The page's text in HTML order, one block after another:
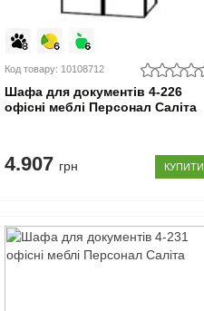
Код товару: 10108712
Шафа для документів 4-226
офісні меблі Персонал Саліта
4.907 грн КУПИТИ